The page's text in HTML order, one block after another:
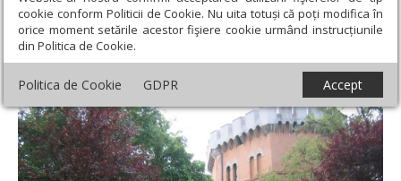
cookie conform Politicii de Cookie. Nu uita totuși că poți modifica în
orice moment setările acestor fişiere cookie urmând instrucțiunile
din Politica de Cookie.
Politica de Cookie GDPR Accept
Castelul Huniade din Timișoara va fi
restaurat